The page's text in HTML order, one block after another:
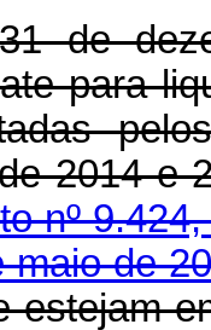
de
para
2014 e
nº
maio de
estejam